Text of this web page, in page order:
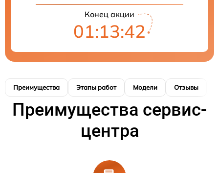
Конец акции
01:13:41
Преимущества Этапы работ Модели Отзывы
Преимущества сервис-
центра